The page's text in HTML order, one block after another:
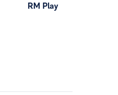
RM Play